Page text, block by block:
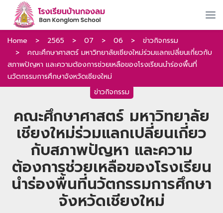
Home > 2565 > 07 > 06 >
ข่าวกิจกรรม
>
คณะศึกษาศาสตร์ มหาวิทยาลัยเชียงใหม่ร่วมแลกเปลี่ยนเกี่ยวกับ
สภาพปัญหา และความต้องการช่วยเหลือของโรงเรียนนำร่องพื้นที่
นวัตกรรมการศึกษาจังหวัดเชียงใหม่
ข่าวกิจกรรม
คณะศึกษาศาสตร์ มหาวิทยาลัย
เชียงใหม่ร่วมแลกเปลี่ยนเกี่ยว
กับสภาพปัญหา และความ
ต้องการช่วยเหลือของโรงเรียน
นำร่องพื้นที่นวัตกรรมการศึกษา
จังหวัดเชียงใหม่